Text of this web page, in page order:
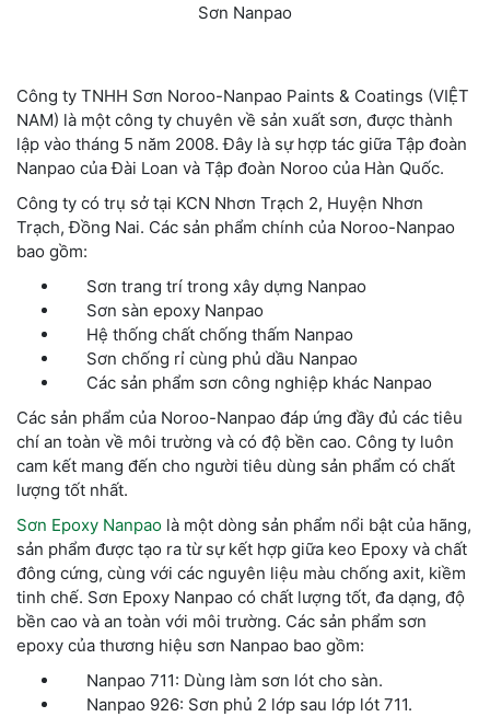
Sơn Nanpao
Công ty TNHH Sơn Noroo-Nanpao Paints & Coatings (VIỆT
NAM) là một công ty chuyên về sản xuất sơn, được thành
lập vào tháng 5 năm 2008. Đây là sự hợp tác giữa Tập đoàn
Nanpao của Đài Loan và Tập đoàn Noroo của Hàn Quốc.
Công ty có trụ sở tại KCN Nhơn Trạch 2, Huyện Nhơn
Trạch, Đồng Nai. Các sản phẩm chính của Noroo-Nanpao
bao gồm:
Sơn trang trí trong xây dựng Nanpao
Sơn sàn epoxy Nanpao
Hệ thống chất chống thấm Nanpao
Sơn chống rỉ cùng phủ dầu Nanpao
Các sản phẩm sơn công nghiệp khác Nanpao
Các sản phẩm của Noroo-Nanpao đáp ứng đầy đủ các tiêu
chí an toàn về môi trường và có độ bền cao. Công ty luôn
cam kết mang đến cho người tiêu dùng sản phẩm có chất
lượng tốt nhất.
Sơn Epoxy Nanpao là một dòng sản phẩm nổi bật của hãng,
sản phẩm được tạo ra từ sự kết hợp giữa keo Epoxy và chất
đông cứng, cùng với các nguyên liệu màu chống axit, kiềm
tinh chế. Sơn Epoxy Nanpao có chất lượng tốt, đa dạng, độ
bền cao và an toàn với môi trường. Các sản phẩm sơn
epoxy của thương hiệu sơn Nanpao bao gồm:
Nanpao 711: Dùng làm sơn lót cho sàn.
Nanpao 926: Sơn phủ 2 lớp sau lớp lót 711.